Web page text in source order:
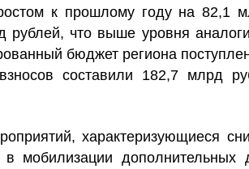
к прошлому году на 82,1
что выше уровня
бюджет региона
составили 182,7 млрд
характеризующиеся
мобилизации дополнительных